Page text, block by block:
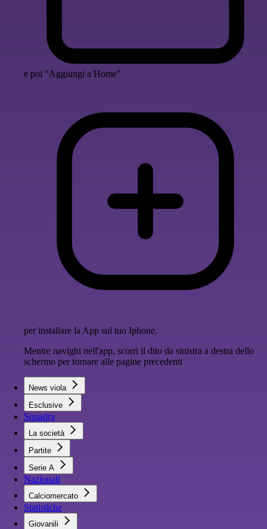
e poi "Aggiungi a Home"
per installare la App sul tuo Iphone.
Mentre navighi nell'app, scorri il dito da sinistra a destra dello
schermo per tornare alle pagine precedenti
News viola
Esclusive
Squadra
La società
Partite
Serie A
Nazionali
Calciomercato
Statistiche
Giovanili